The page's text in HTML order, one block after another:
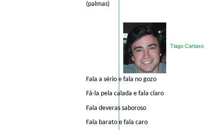
(palmas)
Tiago Cartaxo
Fala a sério e fala no gozo
Fá-la pela calada e fala claro
Fala deveras saboroso
Fala barato e fala caro